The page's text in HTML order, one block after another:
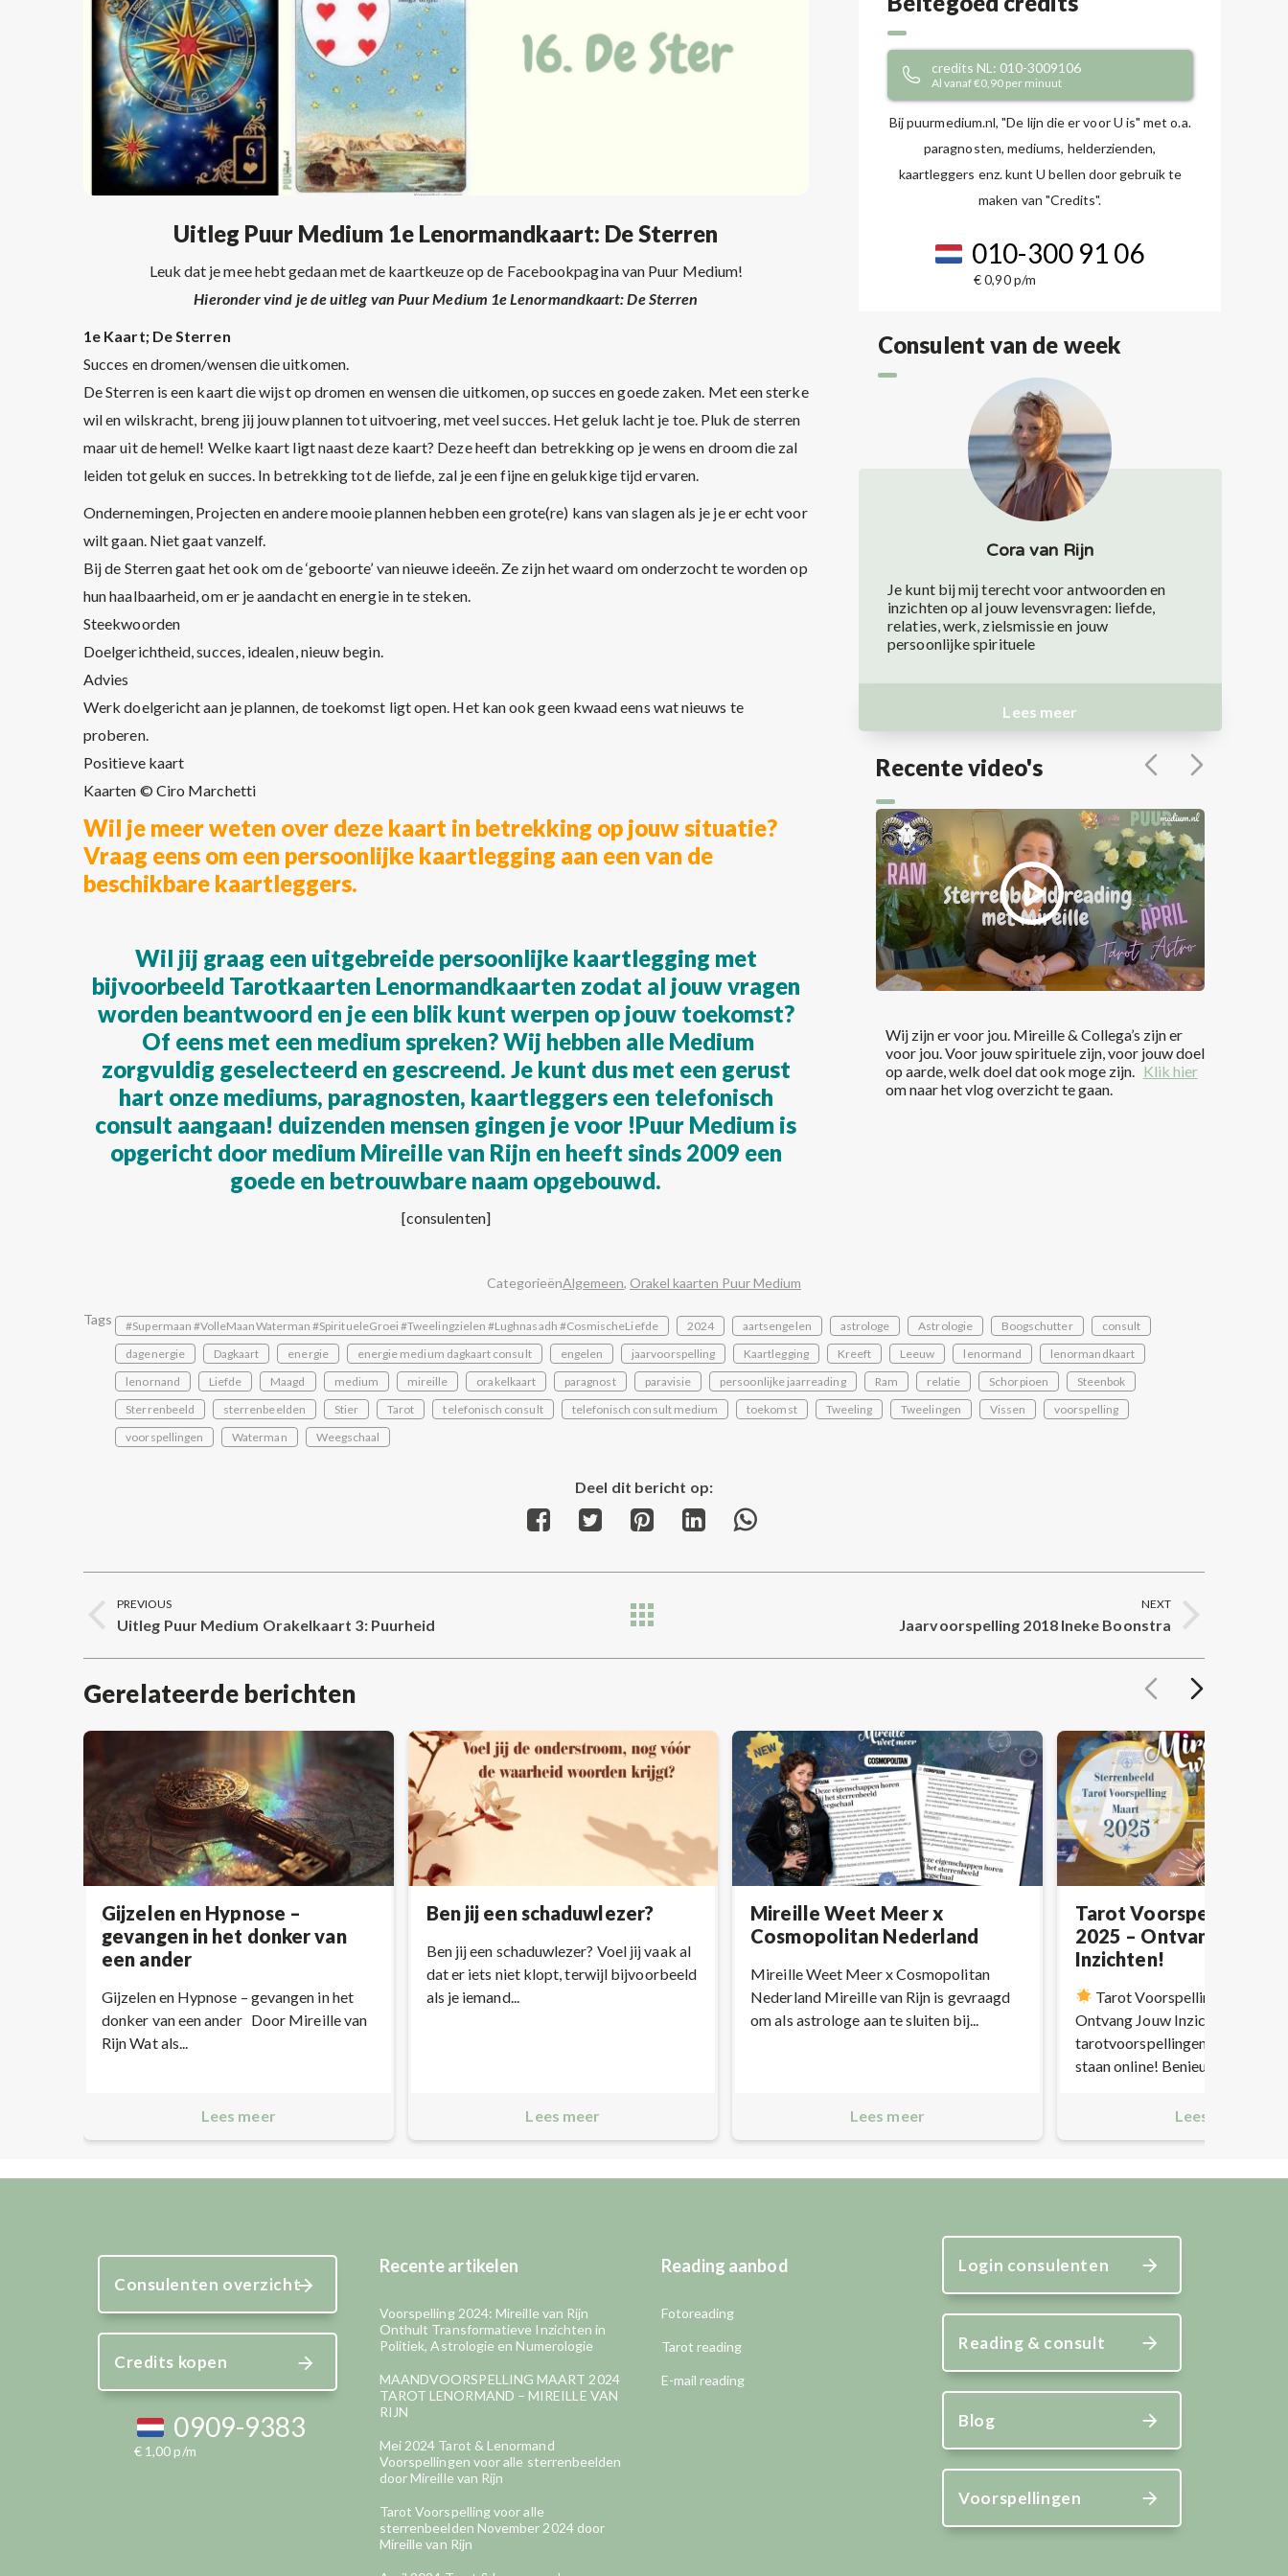
Uitleg Puur Medium 1e Lenormandkaart: De Sterren
Leuk dat je mee hebt gedaan met de kaartkeuze op de Facebookpagina van Puur Medium!
Hieronder vind je de uitleg van Puur Medium 1e Lenormandkaart: De Sterren
1e Kaart; De Sterren
Succes en dromen/wensen die uitkomen.
De Sterren is een kaart die wijst op dromen en wensen die uitkomen, op succes en goede zaken. Met een sterke
wil en wilskracht, breng jij jouw plannen tot uitvoering, met veel succes. Het geluk lacht je toe. Pluk de sterren
maar uit de hemel! Welke kaart ligt naast deze kaart? Deze heeft dan betrekking op je wens en droom die zal
leiden tot geluk en succes. In betrekking tot de liefde, zal je een fijne en gelukkige tijd ervaren.
Ondernemingen, Projecten en andere mooie plannen hebben een grote(re) kans van slagen als je je er echt voor
wilt gaan. Niet gaat vanzelf.
Bij de Sterren gaat het ook om de ‘geboorte’ van nieuwe ideeën. Ze zijn het waard om onderzocht te worden op
hun haalbaarheid, om er je aandacht en energie in te steken.
Steekwoorden
Doelgerichtheid, succes, idealen, nieuw begin.
Advies
Werk doelgericht aan je plannen, de toekomst ligt open. Het kan ook geen kwaad eens wat nieuws te
proberen.
Positieve kaart
Kaarten © Ciro Marchetti
Wil je meer weten over deze kaart in betrekking op jouw situatie?
Vraag eens om een persoonlijke kaartlegging aan een van de
beschikbare kaartleggers.
Wil jij graag een uitgebreide persoonlijke kaartlegging met
bijvoorbeeld Tarotkaarten Lenormandkaarten zodat al jouw vragen
worden beantwoord en je een blik kunt werpen op jouw toekomst?
Of eens met een medium spreken? Wij hebben alle Medium
zorgvuldig geselecteerd en gescreend. Je kunt dus met een gerust
hart onze mediums, paragnosten, kaartleggers een telefonisch
consult aangaan! duizenden mensen gingen je voor !Puur Medium is
opgericht door medium Mireille van Rijn en heeft sinds 2009 een
goede en betrouwbare naam opgebouwd.
[consulenten]
credits NL: 010-3009106
Al vanaf €0,90 per minuut
Bij puurmedium.nl, "De lijn die er voor U is" met o.a.
paragnosten, mediums, helderzienden,
kaartleggers enz. kunt U bellen door gebruik te
maken van "Credits".
010-300 91 06
€ 0,90 p/m
Consulent van de week
Cora van Rijn
Je kunt bij mij terecht voor antwoorden en
inzichten op al jouw levensvragen: liefde,
relaties, werk, zielsmissie en jouw
persoonlijke spirituele
Lees meer
Recente video's
Wij zijn er voor jou. Mireille & Collega’s zijn er
voor jou. Voor jouw spirituele zijn, voor jouw doel
op aarde, welk doel dat ook moge zijn. Klik hier
om naar het vlog overzicht te gaan.
CategorieënAlgemeen, Orakel kaarten Puur Medium
Tags #Supermaan #VolleMaanWaterman #SpiritueleGroei #Tweelingzielen #Lughnasadh #CosmischeLiefde 2024 aartsengelen astrologe Astrologie Boogschutter
consult
dagenergie
Dagkaart energie energie medium dagkaart consult engelen jaarvoorspelling Kaartlegging Kreeft Leeuw lenormand
lenormandkaart
lenornand
Liefde Maagd medium mireille orakelkaart paragnost paravisie persoonlijke jaarreading Ram relatie Schorpioen
Steenbok
Sterrenbeeld
sterrenbeelden Stier Tarot telefonisch consult telefonisch consult medium toekomst Tweeling Tweelingen Vissen
voorspelling
voorspellingen
Waterman Weegschaal
Deel dit bericht op:
Share
Facebook
Share
Twitter
Share
Pinterest
Share
LinkedInWhatsApp
navigation
PREVIOUS
Previous
post:
Uitleg Puur Medium Orakelkaart 3: Puurheid
NEXT
post:
Jaarvoorspelling 2018 Ineke Boonstra
Gerelateerde berichten
Gijzelen en Hypnose –
gevangen in het donker van
een ander
Gijzelen en Hypnose – gevangen in het
donker van een ander Door Mireille van
Rijn Wat als...
Lees meer
Ben jij een schaduwlezer?
Ben jij een schaduwlezer? Voel jij vaak al
dat er iets niet klopt, terwijl bijvoorbeeld
als je iemand...
Lees meer
Mireille Weet Meer x
Cosmopolitan Nederland
Mireille Weet Meer x Cosmopolitan
Nederland Mireille van Rijn is gevraagd
om als astrologe aan te sluiten bij...
Lees meer
Tarot Voorspellingen
2025 – Ontvang Jouw
Inzichten!
Tarot Voorspellingen Maart
Ontvang Jouw Inzichten!
tarotvoorspellingen voor maart
staan online! Benieuwd...
Lees meer
Consulenten overzicht
Credits kopen
0909-9383
€ 1,00 p/m
Recente artikelen
Voorspelling 2024: Mireille van Rijn
Onthult Transformatieve Inzichten in
Politiek, Astrologie en Numerologie
MAANDVOORSPELLING MAART 2024
TAROT LENORMAND – MIREILLE VAN
RIJN
Mei 2024 Tarot & Lenormand
Voorspellingen voor alle sterrenbeelden
door Mireille van Rijn
Tarot Voorspelling voor alle
sterrenbeelden November 2024 door
Mireille van Rijn
Reading aanbod
Fotoreading
Tarot reading
E-mail reading
Login consulenten
Reading & consult
Blog
Voorspellingen